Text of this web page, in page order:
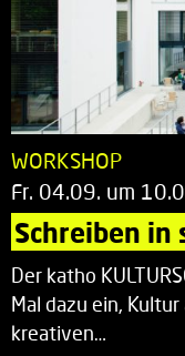
WORKSHOP
Fr. 04.09. um
Schreiben in
Der katho
Mal dazu ein,
kreativen…